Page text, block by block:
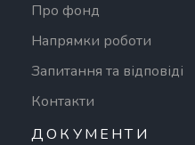
Про фонд
Напрямки роботи
Запитання та відповіді
Контакти
ДОКУМЕНТИ